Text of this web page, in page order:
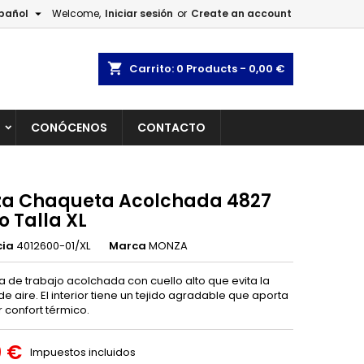
Welcome, Iniciar sesión or Create an account

shopping_cart Carrito: 0 Products - 0,00 €
CONÓCENOS CONTACTO
Chaqueta Acolchada 4827
Talla XL
4012600-01/XL Marca MONZA
de trabajo acolchada con cuello alto que evita la
aire. El interior tiene un tejido agradable que aporta
confort térmico.
€ Impuestos incluidos